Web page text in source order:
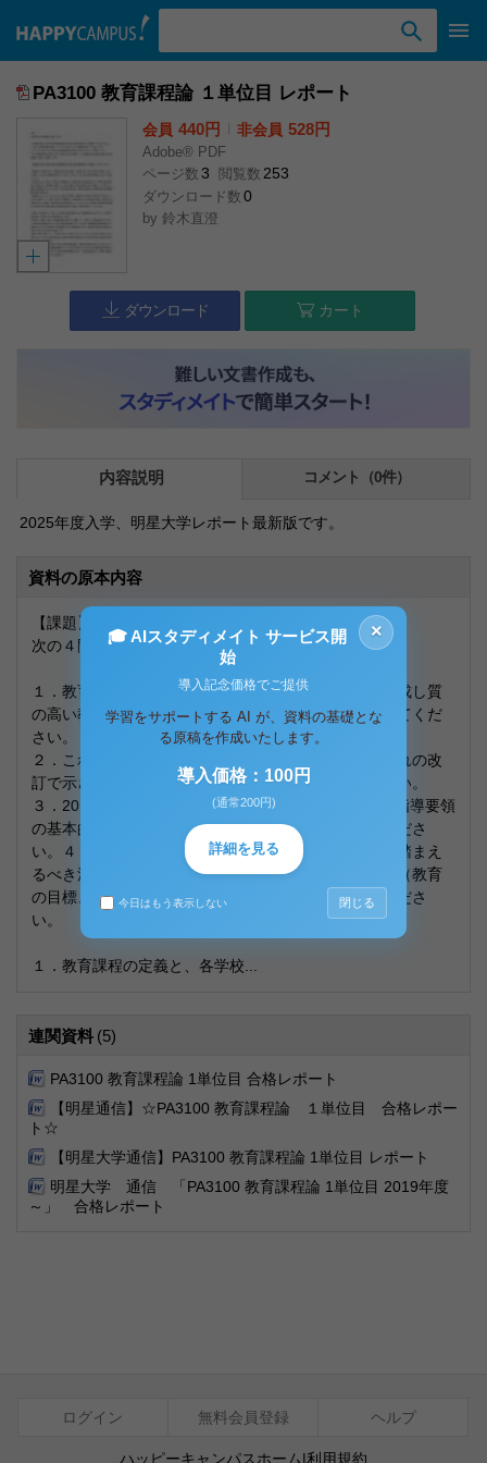
PA3100 教育課程論 １単位目 レポート
会員 440円 非会員 528円
Adobe® PDF
ページ数 3 閲覧数 253
ダウンロード数 0
by 鈴木直澄
ダウンロード カート
内容説明 コメント（0件）
2025年度入学、明星大学レポート最新版です。
資料の原本内容
【課題】
次の４問の中から２問を選択し、解答してください。
１．教育課程の定義と、各学校が適切な教育課程を編成し質
の高い教育活動を展開することの意義についてまとめてくだ
さい。
２．これまでの学習指導要領の変遷について、それぞれの改
訂で示された教育課程の特徴について説明してください。
３．2017・2018（平成29・30）年に改訂された学習指導要領
の基本的な考え方や主なポイントについて説明してくださ
い。４．学校で教育課程を編成・実施するに当たって踏まえ
るべき法令の概要について、教育課程の基本的な要素（教育
の目標、内容、授業時数）に留意しながら整理してくださ
い。
１．教育課程の定義と、各学校...
連関資料 (5)
PA3100 教育課程論 1単位目 合格レポート
【明星通信】☆PA3100 教育課程論 １単位目 合格レポー
ト☆
【明星大学通信】PA3100 教育課程論 1単位目 レポート
明星大学 通信 「PA3100 教育課程論 1単位目 2019年度
～」 合格レポート
ログイン 無料会員登録 ヘルプ
ハッピーキャンパスホーム|利用規約
×
🎓 AIスタディメイト サービス開
始
導入記念価格でご提供
学習をサポートする AI が、資料の基礎とな
る原稿を作成いたします。
導入価格：100円
(通常200円)
詳細を見る
今日はもう表示しない 閉じる